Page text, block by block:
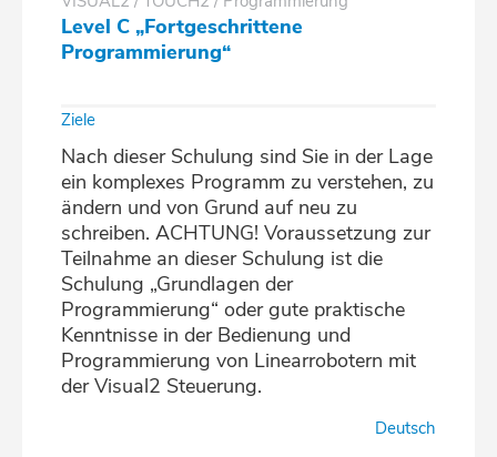
Level C „Fortgeschrittene
Programmierung“
Ziele
Nach dieser Schulung sind Sie in der Lage
ein komplexes Programm zu verstehen, zu
ändern und von Grund auf neu zu
schreiben. ACHTUNG! Voraussetzung zur
Teilnahme an dieser Schulung ist die
Schulung „Grundlagen der
Programmierung“ oder gute praktische
Kenntnisse in der Bedienung und
Programmierung von Linearrobotern mit
der Visual2 Steuerung.
Deutsch